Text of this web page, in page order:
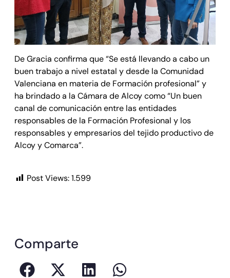
De Gracia confirma que “Se está llevando a cabo un
buen trabajo a nivel estatal y desde la Comunidad
Valenciana en materia de Formación profesional” y
ha brindado a la Cámara de Alcoy como “Un buen
canal de comunicación entre las entidades
responsables de la Formación Profesional y los
responsables y empresarios del tejido productivo de
Alcoy y Comarca”.
Post Views:1.599
Comparte